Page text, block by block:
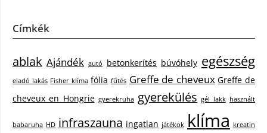
Címkék
ablak Ajándék autó betonkerítés búvóhely egészség
eladó lakás Fisher klíma fólia fűtés Greffe de cheveux Greffe de
cheveux en Hongrie gyerekruha gyerekülés gél lakk használt
babaruha HD infraszauna ingatlan játékok klíma kreatin